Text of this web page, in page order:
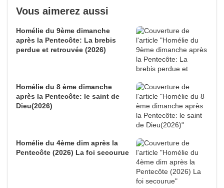
Vous aimerez aussi
Homélie du 9ème dimanche
après la Pentecôte: La brebis
perdue et retrouvée (2026)
Homélie du 8 ème dimanche
après la Pentecôte: le saint de
Dieu(2026)
Homélie du 4ème dim après la
Pentecôte (2026) La foi secourue